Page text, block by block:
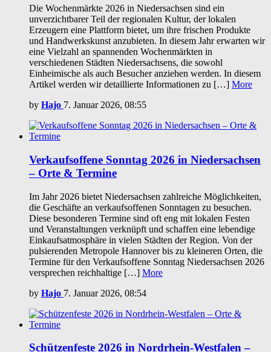
Die Wochenmärkte 2026 in Niedersachsen sind ein
unverzichtbarer Teil der regionalen Kultur, der lokalen
Erzeugern eine Plattform bietet, um ihre frischen Produkte
und Handwerkskunst anzubieten. In diesem Jahr erwarten wir
eine Vielzahl an spannenden Wochenmärkten in
verschiedenen Städten Niedersachsens, die sowohl
Einheimische als auch Besucher anziehen werden. In diesem
Artikel werden wir detaillierte Informationen zu […] More
by Hajo 7. Januar 2026, 08:55
Verkaufsoffene Sonntag 2026 in Niedersachsen
– Orte & Termine
Im Jahr 2026 bietet Niedersachsen zahlreiche Möglichkeiten,
die Geschäfte an verkaufsoffenen Sonntagen zu besuchen.
Diese besonderen Termine sind oft eng mit lokalen Festen
und Veranstaltungen verknüpft und schaffen eine lebendige
Einkaufsatmosphäre in vielen Städten der Region. Von der
pulsierenden Metropole Hannover bis zu kleineren Orten, die
Termine für den Verkaufsoffene Sonntag Niedersachsen 2026
versprechen reichhaltige […] More
by Hajo 7. Januar 2026, 08:54
Schützenfeste 2026 in Nordrhein-Westfalen –